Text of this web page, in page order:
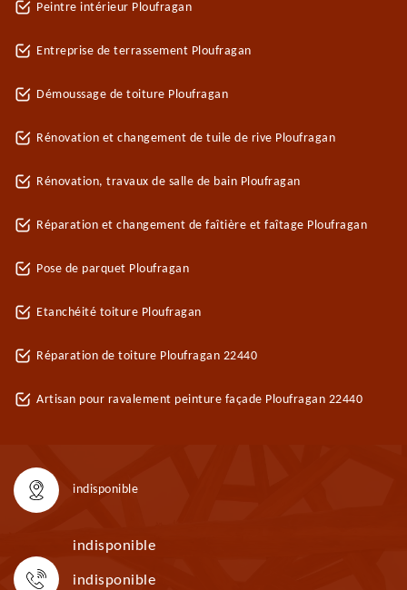
Peintre intérieur Ploufragan
Entreprise de terrassement Ploufragan
Démoussage de toiture Ploufragan
Rénovation et changement de tuile de rive Ploufragan
Rénovation, travaux de salle de bain Ploufragan
Réparation et changement de faîtière et faîtage Ploufragan
Pose de parquet Ploufragan
Etanchéité toiture Ploufragan
Réparation de toiture Ploufragan 22440
Artisan pour ravalement peinture façade Ploufragan 22440
indisponible
indisponible
indisponible